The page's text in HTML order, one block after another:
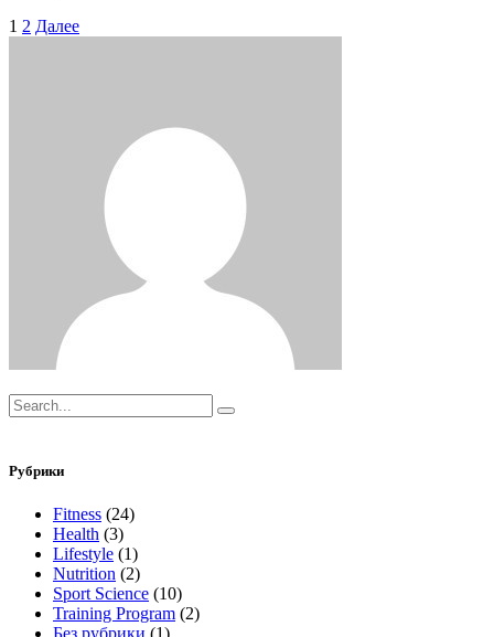
Пагинация
1 2 Далее
Search
for:
Рубрики
Fitness (24)
Health (3)
Lifestyle (1)
Nutrition (2)
Sport Science (10)
Training Program (2)
Без рубрики (1)